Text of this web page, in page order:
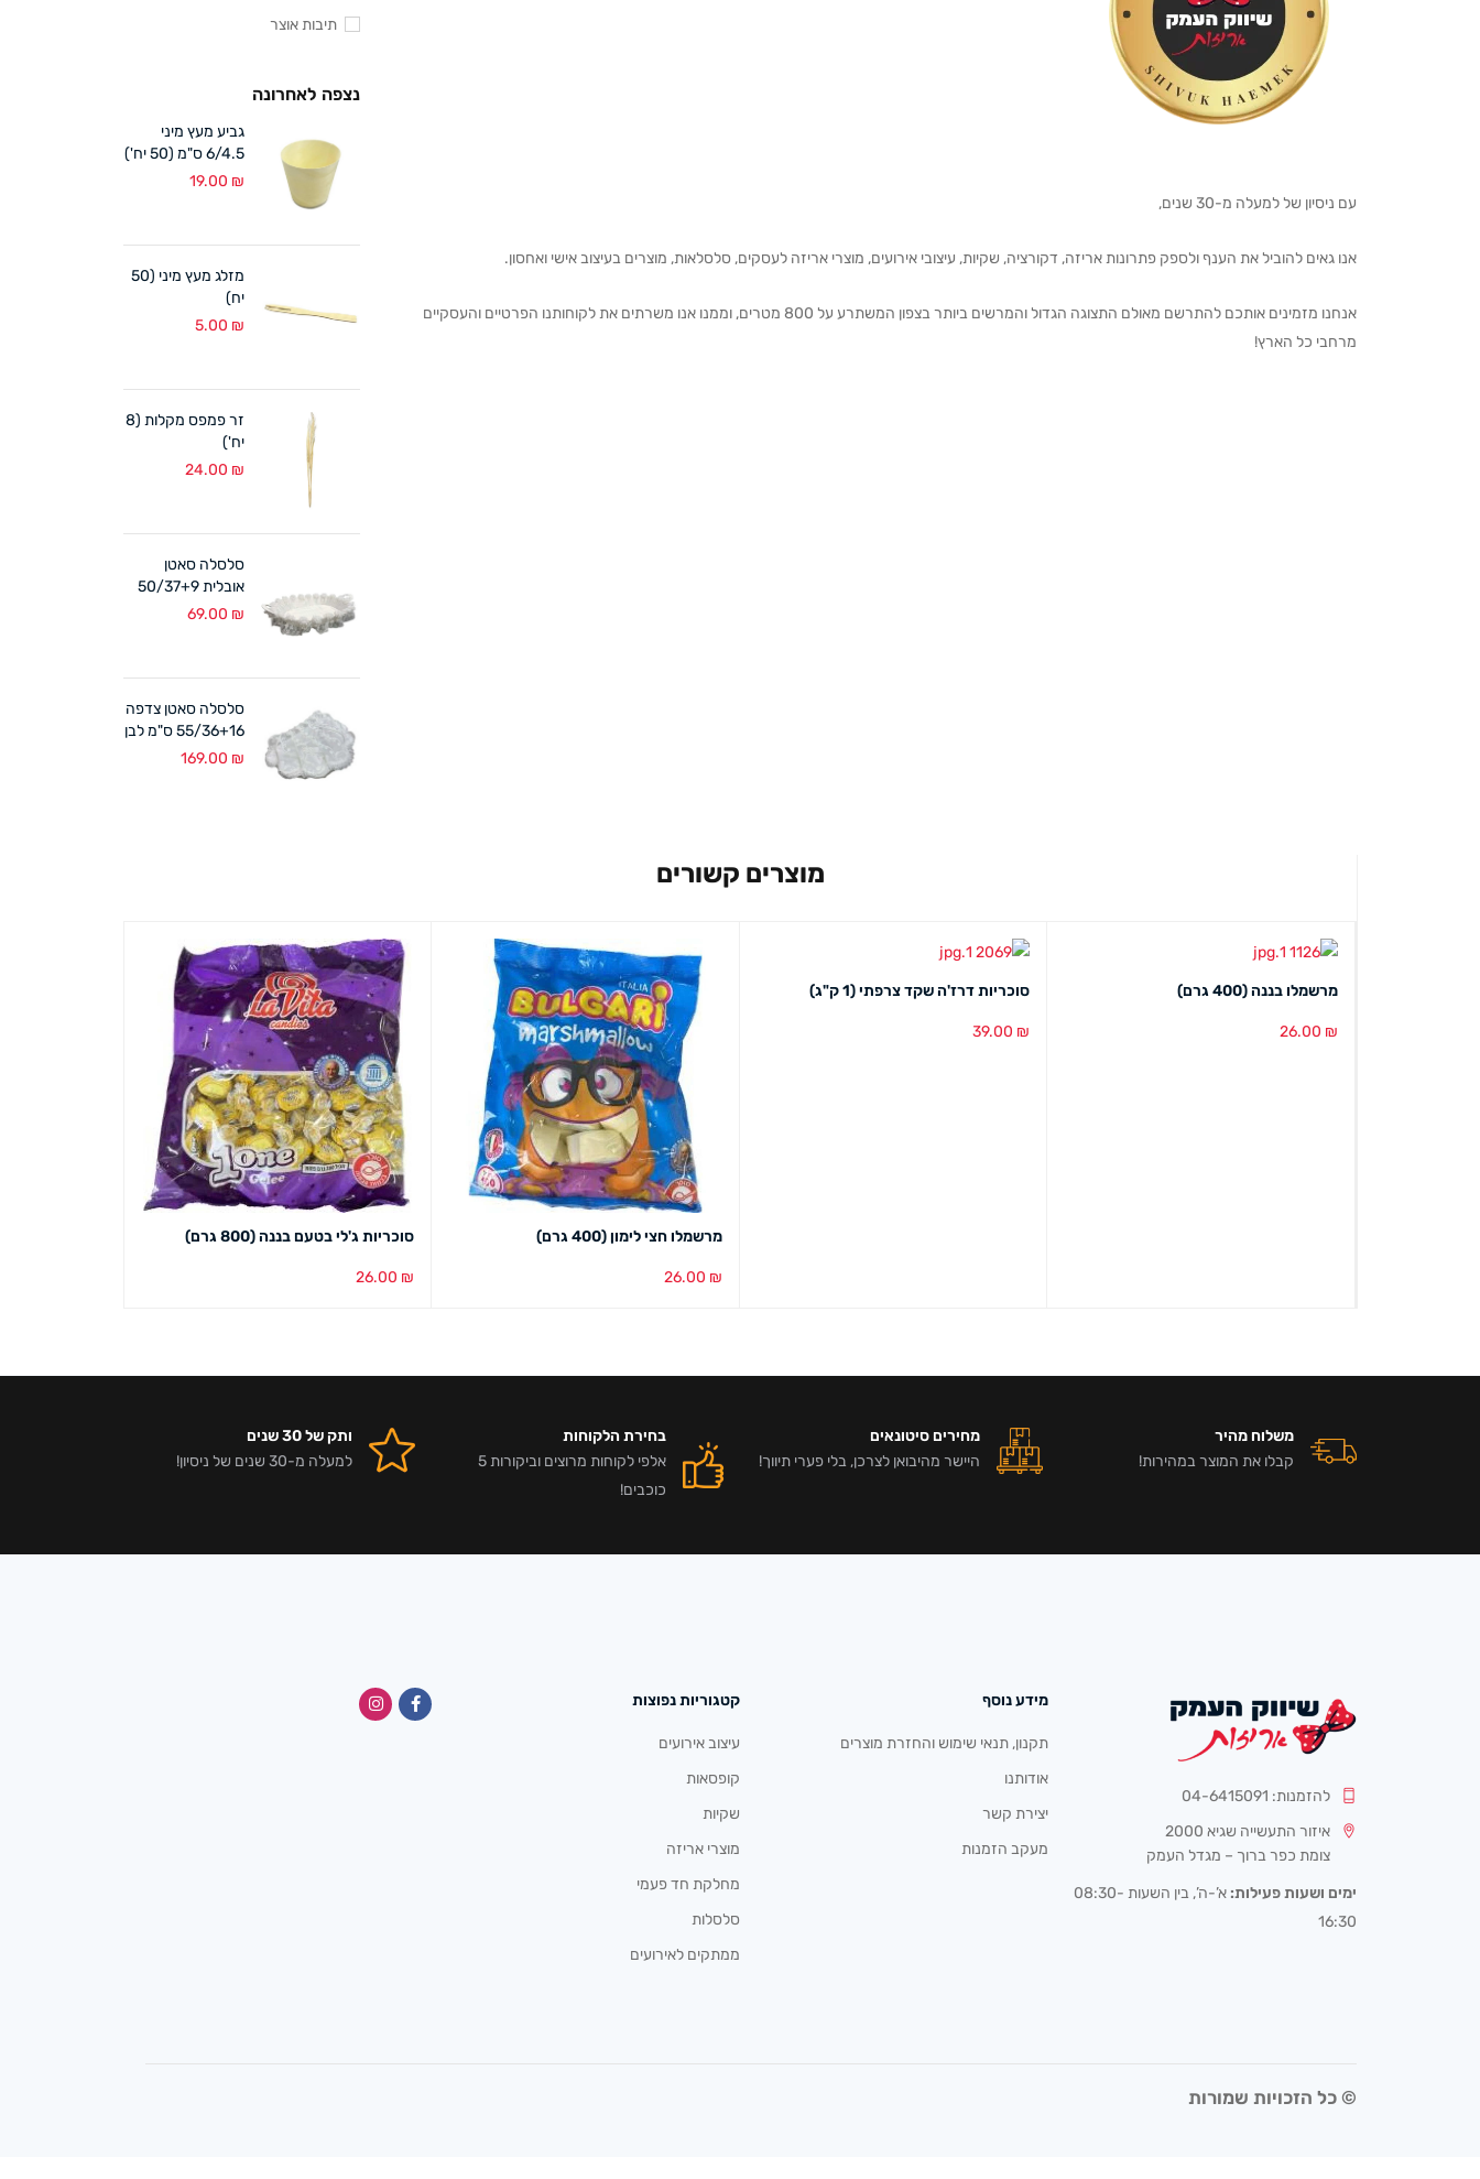
עם ניסיון של למעלה מ-30 שנים,
אנו גאים להוביל את הענף ולספק פתרונות אריזה, דקורציה, שקיות, עיצובי אירועים, מוצרי אריזה לעסקים, סלסלאות, מוצרים בעיצוב אישי ואחסון.
אנחנו מזמינים אותכם להתרשם מאולם התצוגה הגדול והמרשים ביותר בצפון המשתרע על 800 מטרים, וממנו אנו משרתים את לקוחותנו הפרטיים והעסקיים
מרחבי כל הארץ!
תיבות אוצר
נצפה לאחרונה
גביע מעץ מיני
6/4.5 ס"מ (50 יח')
19.00 ₪
מזלג מעץ מיני (50
יח)
5.00 ₪
זר פמפס מקלות (8
יח')
24.00 ₪
סלסלה סאטן
אובלית 50/37+9
ס"מ לבן
69.00 ₪
סלסלה סאטן צדפה
55/36+16 ס"מ לבן
169.00 ₪
מוצרים קשורים
מרשמלו בננה (400 גרם)
26.00 ₪
סוכריות דרז'ה שקד צרפתי (1 ק"ג)
39.00 ₪
מרשמלו חצי לימון (400 גרם)
26.00 ₪
סוכריות ג'לי בטעם בננה (800 גרם)
26.00 ₪
משלוח מהיר
קבלו את המוצר במהירות!
מחירים סיטונאים
היישר מהיבואן לצרכן, בלי פערי תיווך!
בחירת הלקוחות
אלפי לקוחות מרוצים וביקורות 5
כוכבים!
ותק של 30 שנים
למעלה מ-30 שנים של ניסיון!
להזמנות: 04-6415091
איזור התעשייה שגיא 2000
צומת כפר ברוך – מגדל העמק
ימים ושעות פעילות:
א’-ה’, בין השעות 08:30-
16:30
מידע נוסף
תקנון, תנאי שימוש והחזרת מוצרים
אודותנו
יצירת קשר
מעקב הזמנות
קטגוריות נפוצות
עיצוב אירועים
קופסאות
שקיות
מוצרי אריזה
מחלקת חד פעמי
סלסלות
ממתקים לאירועים
© כל הזכויות שמורות